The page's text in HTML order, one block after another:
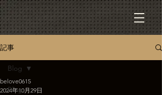
記事
Blog
Blog
belove0615
2024年10月29日